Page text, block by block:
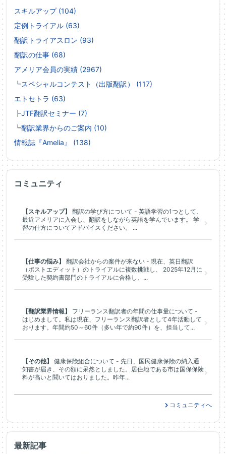
スキルアップ (104)
定例トライアル (63)
翻訳トライアスロン (93)
翻訳の仕事 (68)
アメリア会員の実績 (2967)
┗スペシャルコンテスト（出版翻訳） (117)
エトセトラ (63)
┣JTF翻訳セミナー (7)
┗翻訳業界からのご案内 (10)
情報誌『Amelia』 (138)
最新記事
コミュニティ
【スキルアップ】
翻訳の学び方について - 英語学習の1つとして、
最近アメリアに入会し、翻訳をしながら英語を学んでいます。 学
習の仕方についてアドバイスください。 ...
【仕事の悩み】
翻訳会社からの案件が来ない - 現在、英日翻訳
（ポストエディット）のトライアルに複数挑戦し、 2025年12月に
受験した契約書部門のトライアルに合格し、...
【翻訳業界情報】
フリーランス翻訳者の年間の仕事量について -
はじめまして。私は現在、フリーランス翻訳者として4年活動して
おります。年間約50～60件（多い年で約90件）を、担当して...
【その他】
健康保険組合について - 先日、国民健康保険の納入通
知書が届き、その額に呆然としました。居住地である市は国保保険
料が高いと聞いてはおりました。昨年...
コミュニティへ